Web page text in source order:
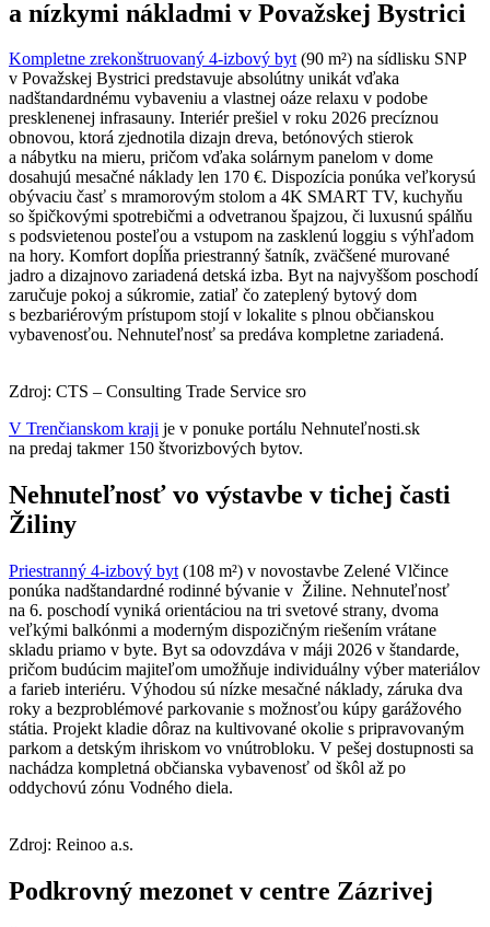
a nízkymi nákladmi v Považskej Bystrici
Kompletne zrekonštruovaný 4-izbový byt(90 m²) na sídlisku SNP
v Považskej Bystrici predstavuje absolútny unikát vďaka
nadštandardnému vybaveniu a vlastnej oáze relaxu v podobe
presklenenej infrasauny. Interiér prešiel v roku 2026 precíznou
obnovou, ktorá zjednotila dizajn dreva, betónových stierok
a nábytku na mieru, pričom vďaka solárnym panelom v dome
dosahujú mesačné náklady len 170 €. Dispozícia ponúka veľkorysú
obývaciu časť s mramorovým stolom a 4K SMART TV, kuchyňu
so špičkovými spotrebičmi a odvetranou špajzou, či luxusnú spálňu
s podsvietenou posteľou a vstupom na zasklenú loggiu s výhľadom
na hory. Komfort dopĺňa priestranný šatník, zväčšené murované
jadro a dizajnovo zariadená detská izba. Byt na najvyššom poschodí
zaručuje pokoj a súkromie, zatiaľ čo zateplený bytový dom
s bezbariérovým prístupom stojí v lokalite s plnou občianskou
vybavenosťou. Nehnuteľnosť sa predáva kompletne zariadená.
Zdroj: CTS – Consulting Trade Service sro
V Trenčianskom kraji je v ponuke portálu Nehnuteľnosti.sk
na predaj takmer 150 štvorizbových bytov.
Nehnuteľnosť vo výstavbe v tichej časti
Žiliny
Priestranný 4-izbový byt (108 m²) v novostavbe Zelené Vlčince
ponúka nadštandardné rodinné bývanie v Žiline. Nehnuteľnosť
na 6. poschodí vyniká orientáciou na tri svetové strany, dvoma
veľkými balkónmi a moderným dispozičným riešením vrátane
skladu priamo v byte. Byt sa odovzdáva v máji 2026 v štandarde,
pričom budúcim majiteľom umožňuje individuálny výber materiálov
a farieb interiéru. Výhodou sú nízke mesačné náklady, záruka dva
roky a bezproblémové parkovanie s možnosťou kúpy garážového
státia. Projekt kladie dôraz na kultivované okolie s pripravovaným
parkom a detským ihriskom vo vnútrobloku. V pešej dostupnosti sa
nachádza kompletná občianska vybavenosť od škôl až po
oddychovú zónu Vodného diela.
Zdroj: Reinoo a.s.
Podkrovný mezonet v centre Zázrivej